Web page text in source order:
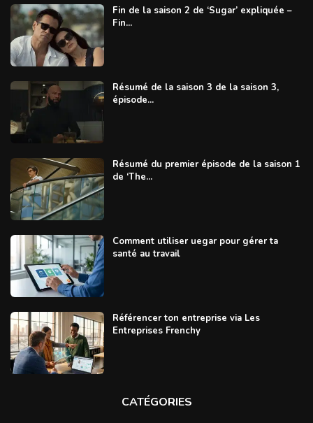
Fin de la saison 2 de ‘Sugar’ expliquée –
Fin...
Résumé de la saison 3 de la saison 3,
épisode...
Résumé du premier épisode de la saison 1
de ‘The...
Comment utiliser uegar pour gérer ta
santé au travail
Référencer ton entreprise via Les
Entreprises Frenchy
CATÉGORIES